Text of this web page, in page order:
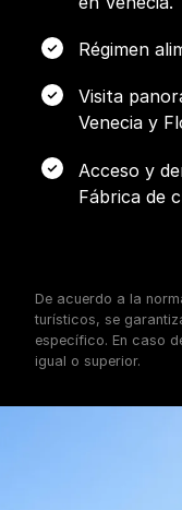
Régimen
Visita
Venecia y
Acceso y
Fábrica de
De acuerdo a la
turísticos, se
específico. En caso
igual o superior.